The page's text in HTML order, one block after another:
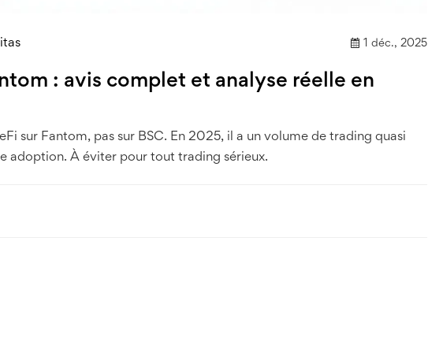
1 déc., 2025
: avis complet et analyse réelle en
sur Fantom, pas sur BSC. En 2025, il a un volume de trading quasi
adoption. À éviter pour tout trading sérieux.